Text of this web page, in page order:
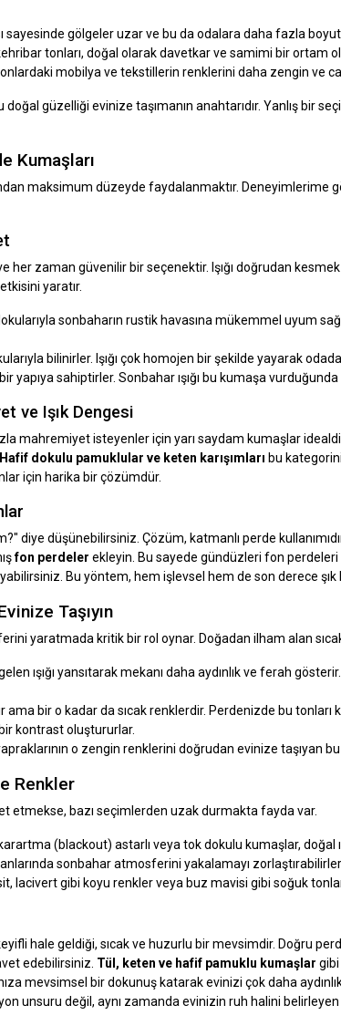
sayesinde gölgeler uzar ve bu da odalara daha fazla boyut
tonları, doğal olarak davetkar ve samimi bir ortam
mobilya ve tekstillerin renklerini daha zengin ve
doğal güzelliği evinize taşımanın anahtarıdır. Yanlış bir
Kumaşları
maksimum düzeyde faydalanmaktır.
her zaman güvenilir bir seçenektir. Işığı doğrudan
yaratır.
sonbaharın rustik havasına mükemmel uyum
bilinirler. Işığı çok homojen bir şekilde yayarak
bir yapıya sahiptirler. Sonbahar ışığı bu kumaşa
ve Işık Dengesi
mahremiyet isteyenler için yarı saydam kumaşlar
Hafif dokulu pamuklular ve keten karışımları bu
için harika bir çözümdür.
diye düşünebilirsiniz. Çözüm, katmanlı perde
fon perdeler ekleyin. Bu sayede gündüzleri fon perdeleri
Bu yöntem, hem işlevsel hem de son derece şık
Taşıyın
yaratmada kritik bir rol oynar. Doğadan ilham alan
ışığı yansıtarak mekanı daha aydınlık ve ferah
ama bir o kadar da sıcak renklerdir. Perdenizde bu tonları
kontrast oluştururlar.
o zengin renklerini doğrudan evinize taşıyan
Renkler
etmekse, bazı seçimlerden uzak durmakta fayda var.
(blackout) astarlı veya tok dokulu kumaşlar,
sonbahar atmosferini yakalamayı zorlaştırabilirler.
lacivert gibi koyu renkler veya buz mavisi gibi soğuk
hale geldiği, sıcak ve huzurlu bir mevsimdir. Doğru
edebilirsiniz. Tül, keten ve hafif pamuklu kumaşlar gibi
mevsimsel bir dokunuş katarak evinizi çok daha
unsuru değil, aynı zamanda evinizin ruh halini belirleyen